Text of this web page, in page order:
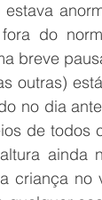
do
breve
outras)
no dia
de todos
ainda
criança no